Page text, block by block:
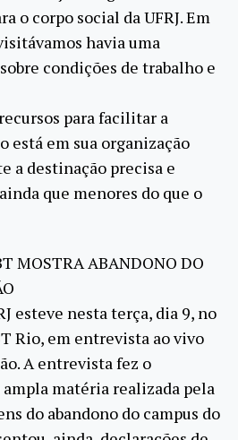
o corpo social da UFRJ. Em
havia uma
condições de trabalho e
para facilitar a
está em sua organização
a destinação precisa e
que menores do que o
MOSTRA ABANDONO DO
esteve nesta terça, dia 9, no
Rio, em entrevista ao vivo
A entrevista fez o
matéria realizada pela
do abandono do campus do